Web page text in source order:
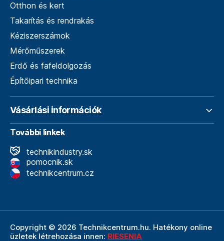
Otthon és kert
Takarítás és rendrakás
Kéziszerszámok
Mérőműszerek
Erdő és fafeldolgozás
Építőipari technika
Vásárlási információk
További linkek
technikindustry.sk
pomocnik.sk
technikcentrum.cz
Copyright © 2026 Technikcentrum.hu. Hatékony online
üzletek létrehozása innen: RIESENIA